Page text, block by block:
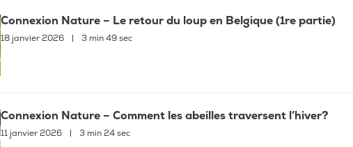
Connexion Nature – Le retour du loup en Belgique (1re partie)
18 janvier 2026 | 3 min 49 sec
Connexion Nature – Comment les abeilles traversent l’hiver?
11 janvier 2026 | 3 min 24 sec